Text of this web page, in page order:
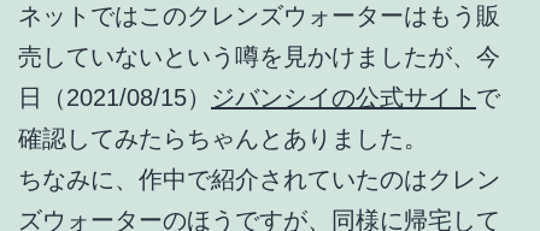
ネットではこのクレンズウォーターはもう販
売していないという噂を見かけましたが、今
日（2021/08/15） ジバンシイの公式サイト で
確認してみたらちゃんとありました。
ちなみに、作中で紹介されていたのはクレン
ズウォーターのほうですが、同様に帰宅して